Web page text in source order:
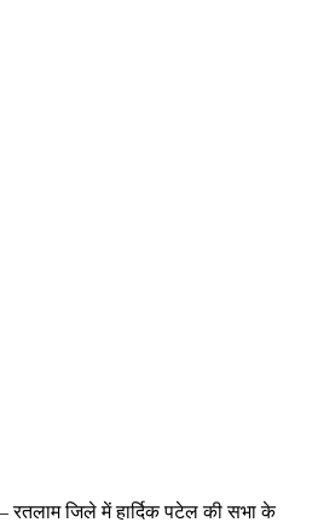
रतलाम जिले में हार्दिक पटेल की सभा के